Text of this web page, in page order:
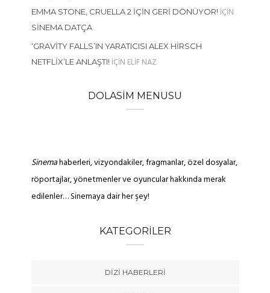
EMMA STONE, CRUELLA 2 İÇIN GERI DÖNÜYOR!IÇIN
SINEMA DATÇA
‘GRAVITY FALLS’IN YARATICISI ALEX HIRSCH
NETFLIX’LE ANLAŞTI!IÇIN ELIF NAZ
DOLASIM MENUSU
Sinemahaberleri, vizyondakiler, fragmanlar, özel dosyalar,
röportajlar, yönetmenler ve oyuncular hakkında merak
edilenler… Sinemaya dair her şey!
KATEGORILER
DIZI HABERLERI